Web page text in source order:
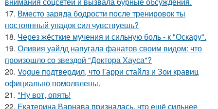
17. Вместо заряда бодрости после тренировок ты
постоянный упадок сил чувствуешь?
18. Через жёсткие мучения и сильную боль - к "Оскару".
19. Оливия уайлд напугала фанатов своим видом: что
произошло со звездой "Доктора Хауса"?
20. Vogue подтвердил, что Гарри стайлз и Зои кравиц
официально помолвлены.
21. "Ну вот, опять!
22. Екатерина Варнава призналась, что ещё сильнее